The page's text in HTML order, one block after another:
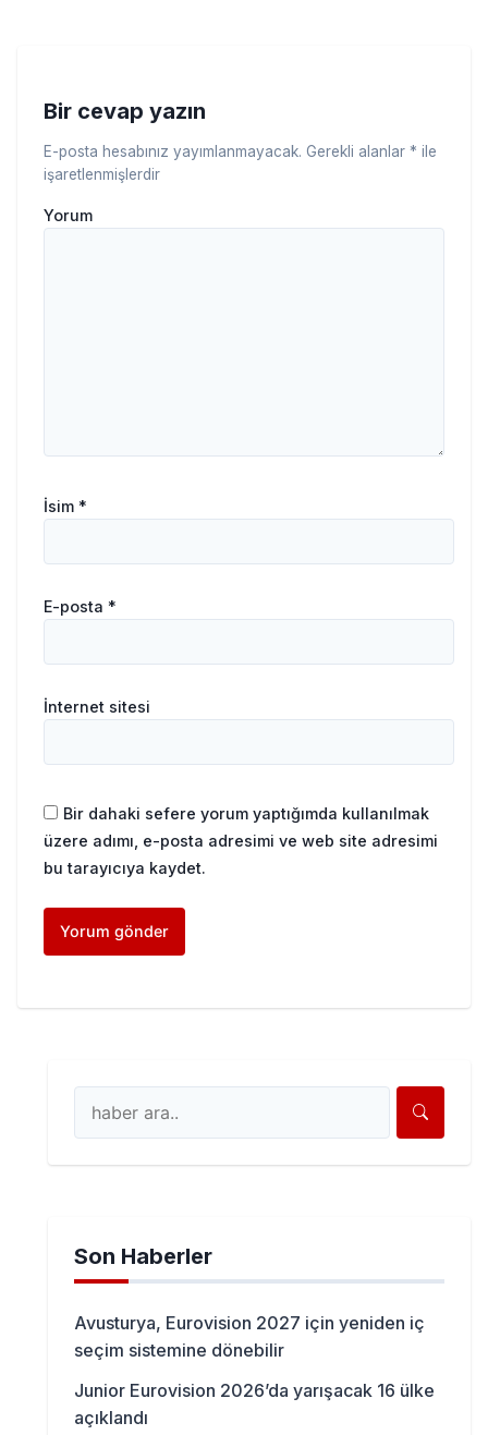
Bir cevap yazın
E-posta hesabınız yayımlanmayacak. Gerekli alanlar * ile
işaretlenmişlerdir
Yorum
İsim *
E-posta *
İnternet sitesi
Bir dahaki sefere yorum yaptığımda kullanılmak
üzere adımı, e-posta adresimi ve web site adresimi
bu tarayıcıya kaydet.
Son Haberler
Avusturya, Eurovision 2027 için yeniden iç
seçim sistemine dönebilir
Junior Eurovision 2026’da yarışacak 16 ülke
açıklandı